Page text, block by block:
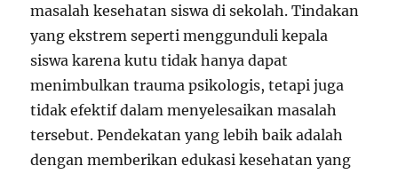
masalah kesehatan siswa di sekolah. Tindakan
yang ekstrem seperti menggunduli kepala
siswa karena kutu tidak hanya dapat
menimbulkan trauma psikologis, tetapi juga
tidak efektif dalam menyelesaikan masalah
tersebut. Pendekatan yang lebih baik adalah
dengan memberikan edukasi kesehatan yang